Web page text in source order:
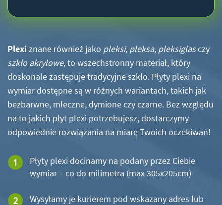
Plexi znane również jako pleksi, pleksa, pleksiglasczy
szkło akrylowe, to wszechstronny materiał, który
doskonale zastępuje tradycyjne szkło. Płyty plexi na
wymiar dostępne są w różnych wariantach, takich jak
bezbarwne, mleczne, dymione czy czarne. Bez względu
na to jakich płyt plexi potrzebujesz, dostarczymy
odpowiednie rozwiązania na miarę Twoich oczekiwań!
Płyty plexi docinamy na podany przez Ciebie
wymiar – co do milimetra (max 305x205cm)
Wysyłamy je kurierem pod wskazany adres lub